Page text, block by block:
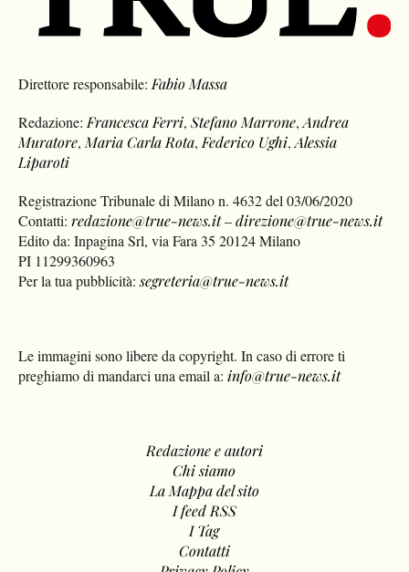
Direttore responsabile: Fabio Massa
Redazione: Francesca Ferri,Stefano Marrone,Andrea
Muratore, Maria Carla Rota, Federico Ughi,Alessia
Liparoti
Registrazione Tribunale di Milano n. 4632 del 03/06/2020
Contatti:redazione@true-news.it–direzione@true-news.it
Edito da: Inpagina Srl, via Fara 35 20124 Milano
PI 11299360963
Per la tua pubblicità:segreteria@true-news.it
Le immagini sono libere da copyright. In caso di errore ti
preghiamo di mandarci una email a: info@true-news.it
Redazione e autori
Chi siamo
La Mappa del sito
I feed RSS
I Tag
Contatti